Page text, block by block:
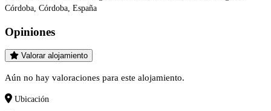
Córdoba, Córdoba, España
Opiniones
Valorar alojamiento
Aún no hay valoraciones para este alojamiento.
Ubicación